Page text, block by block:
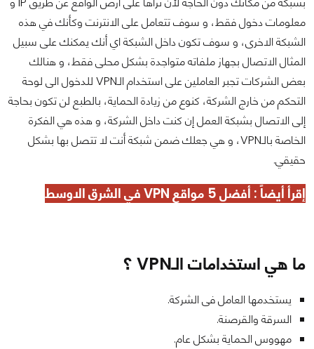
معلومات دخول فقط، و سوف تتعامل على الانترنت وكأنك في هذه
الشبكة الاخرى، و سوف تكون داخل الشبكة اي أنك يمكنك على سبيل
المثال الاتصال بجهاز ملفاته متواجدة بشكل محلى فقط، و هنالك
بعض الشركات تجبر العاملين على استخدام الـVPN للدخول الى لوحة
التحكم من خارج الشركة، كنوع من زيادة الحماية، بالطبع لن تكون بحاجة
إلى الاتصال بشبكة العمل إن كنت داخل الشركة، و هذه هي الفكرة
الخاصة بالـVPN، و هي جعلك ضمن شبكة أنت لا تتصل بها بشكل
حقيقي.
إقرأ أيضاً :أفضل 5 مواقع VPN في الشرق الاوسط
ما هي استخدامات الـVPN ؟
يستخدمها العامل فى الشركة.
السرقة والقرصنة.
مهووس الحماية بشكل عام.